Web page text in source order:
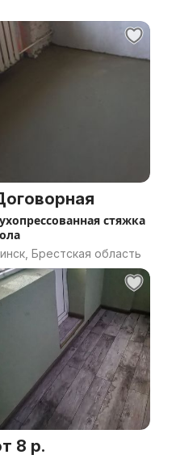
стяжка
Брестская область
8 р.